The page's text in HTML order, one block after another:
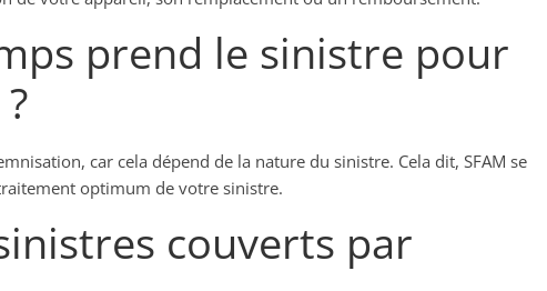
prend le sinistre pour
car cela dépend de la nature du sinistre. Cela dit, SFAM se
optimum de votre sinistre.
couverts par